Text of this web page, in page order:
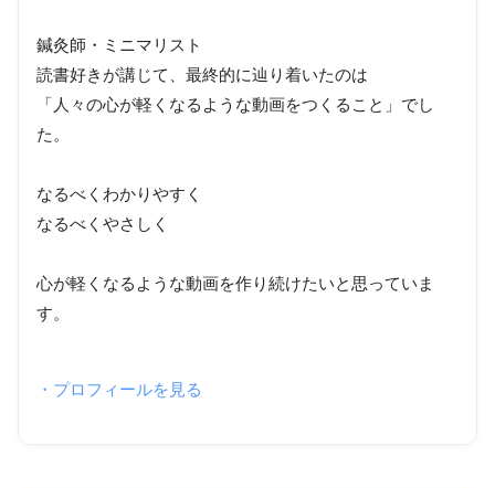
鍼灸師・ミニマリスト
読書好きが講じて、最終的に辿り着いたのは
「人々の心が軽くなるような動画をつくること」でし
た。
なるべくわかりやすく
なるべくやさしく
心が軽くなるような動画を作り続けたいと思っていま
す。
・プロフィールを見る